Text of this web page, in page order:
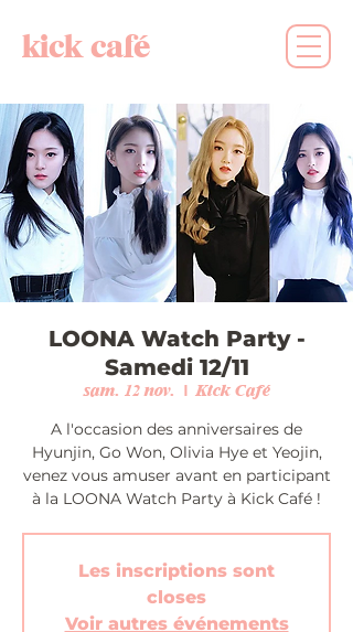
kick café
LOONA Watch Party -
Samedi 12/11
sam. 12 nov.
  |
Kick Café
A l'occasion des anniversaires de
Hyunjin, Go Won, Olivia Hye et Yeojin,
venez vous amuser avant en participant
à la LOONA Watch Party à Kick Café !
Les inscriptions sont
closes
Voir autres événements